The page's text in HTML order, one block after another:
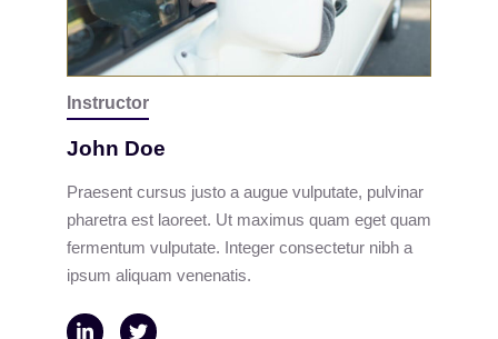
Instructor
John Doe
Praesent cursus justo a augue vulputate, pulvinar
pharetra est laoreet. Ut maximus quam eget quam
fermentum vulputate. Integer consectetur nibh a
ipsum aliquam venenatis.